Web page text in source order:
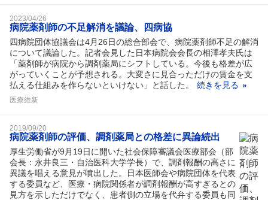
2023/04/26
病院薬剤師の不足解消を議論、四病協
四病院団体協議会は4月26日の総合部会で、病院薬剤師不足の解消
について議論した。記者会見した日本病院会会長の相澤孝夫氏は
「薬剤師が病院から調剤薬局にシフトしている。今後も格差が広
がっていくことが予想される。大変さに見合っただけの賃金を支
払える仕組みを作らないといけない」と話した。
続きを見る
医療維新
2019/09/20
病院薬剤師の評価、調剤薬局との格差に異論続出
厚生労働省が9月19日に開いた社会保障審議会医療部会（部
会長：永井良三・自治医科大学学長）で、調剤報酬の高さに
異議を唱える意見が噴出した。日本医師会や病院団体を代表
する委員など、医療・病院関係者が調剤報酬が高すぎるとの
見方を示しただけでなく、患者側の立場を代弁する委員も同